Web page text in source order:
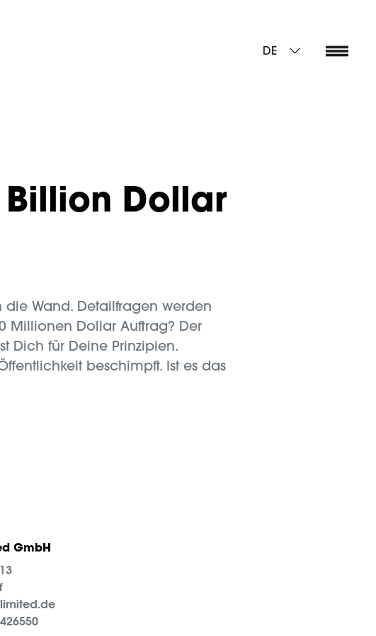
DE
Dollar
die Wand. Detailfragen werden
Millionen Dollar Auftrag? Der
Dich für Deine Prinzipien.
beschimpft. Ist es das
GmbH